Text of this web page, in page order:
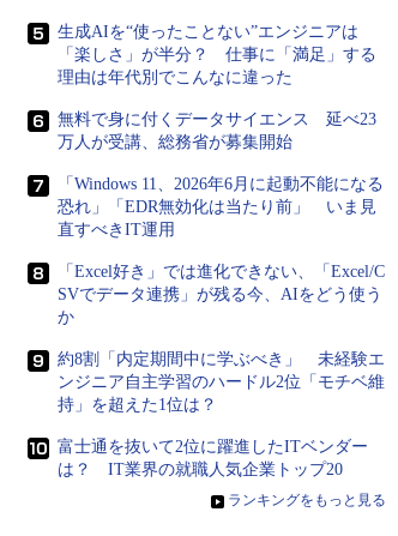
生成AIを“使ったことない”エンジニアは
「楽しさ」が半分？ 仕事に「満足」する
理由は年代別でこんなに違った
無料で身に付くデータサイエンス 延べ23
万人が受講、総務省が募集開始
「Windows 11、2026年6月に起動不能になる
恐れ」「EDR無効化は当たり前」 いま見
直すべきIT運用
「Excel好き」では進化できない、「Excel/C
SVでデータ連携」が残る今、AIをどう使う
か
約8割「内定期間中に学ぶべき」 未経験エ
ンジニア自主学習のハードル2位「モチベ維
持」を超えた1位は？
富士通を抜いて2位に躍進したITベンダー
は？ IT業界の就職人気企業トップ20
» ランキングをもっと見る